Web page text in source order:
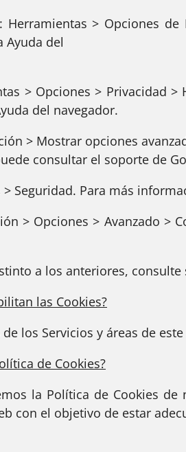
> Opciones de
Ayuda del
> Opciones > Privacidad >
del navegador.
> Mostrar opciones
consultar el soporte de
Seguridad. Para más
> Opciones > Avanzado >
a los anteriores,
las Cookies?
los Servicios y áreas de
de Cookies?
la Política de Cookies
con el objetivo de estar